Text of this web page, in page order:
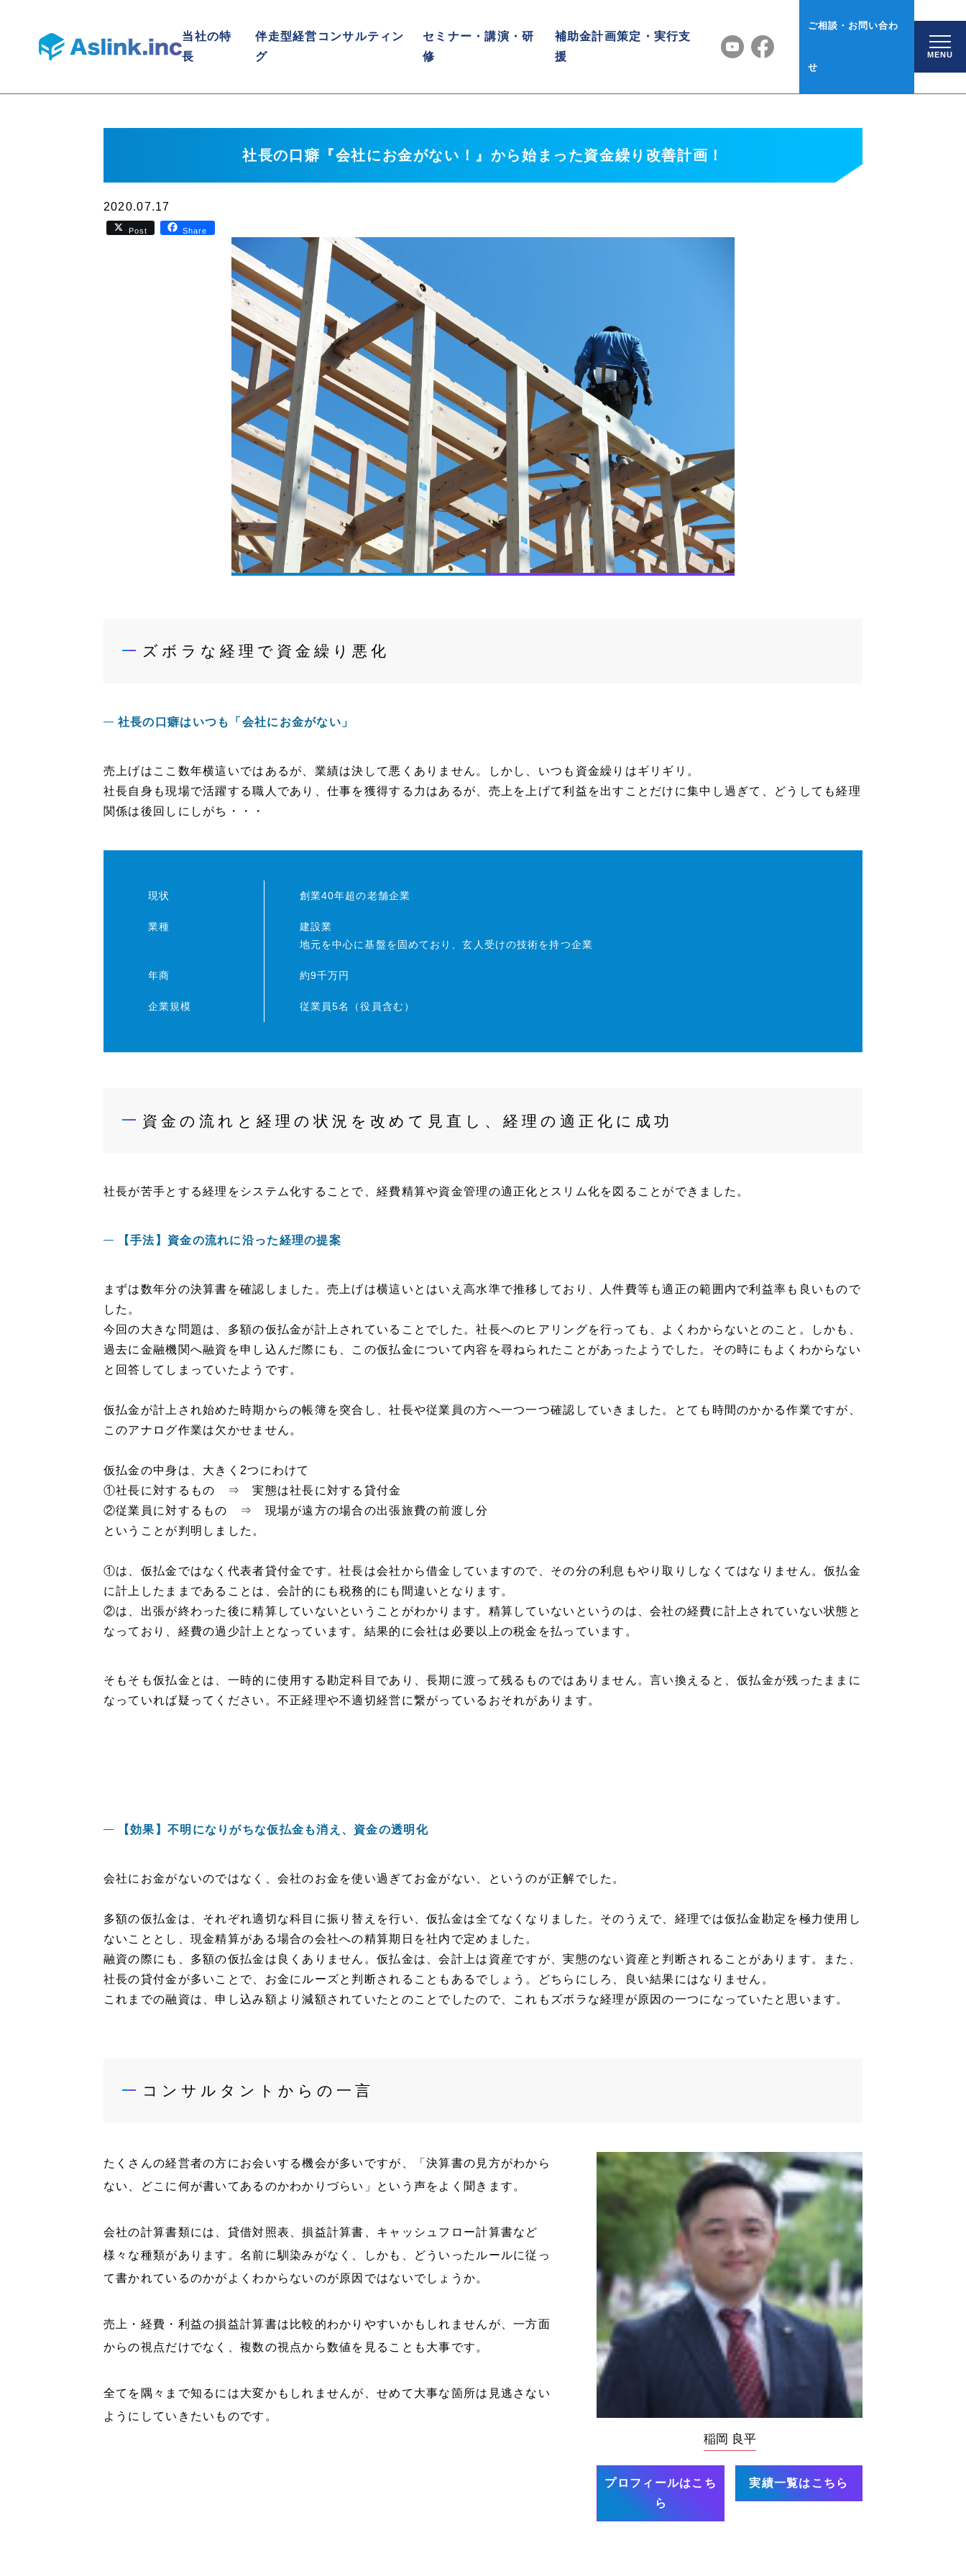
当社の特
長
伴走型経営コンサルティン
グ
セミナー・講演・研
修
補助金計画策定・実行支
援
ご相談・お問い合わ
せ
MENU
社長の口癖『会社にお金がない！』から始まった資金繰り改善計画！
2020.07.17
Post Share
ズボラな経理で資金繰り悪化
社長の口癖はいつも「会社にお金がない」
売上げはここ数年横這いではあるが、業績は決して悪くありません。しかし、いつも資金繰りはギリギリ。
社長自身も現場で活躍する職人であり、仕事を獲得する力はあるが、売上を上げて利益を出すことだけに集中し過ぎて、どうしても経理
関係は後回しにしがち・・・
現状 創業40年超の老舗企業
業種
建設業
地元を中心に基盤を固めており、玄人受けの技術を持つ企業
年商 約9千万円
企業規模 従業員5名（役員含む）
資金の流れと経理の状況を改めて見直し、経理の適正化に成功
社長が苦手とする経理をシステム化することで、経費精算や資金管理の適正化とスリム化を図ることができました。
【手法】資金の流れに沿った経理の提案
まずは数年分の決算書を確認しました。売上げは横這いとはいえ高水準で推移しており、人件費等も適正の範囲内で利益率も良いもので
した。
今回の大きな問題は、多額の仮払金が計上されていることでした。社長へのヒアリングを行っても、よくわからないとのこと。しかも、
過去に金融機関へ融資を申し込んだ際にも、この仮払金について内容を尋ねられたことがあったようでした。その時にもよくわからない
と回答してしまっていたようです。
仮払金が計上され始めた時期からの帳簿を突合し、社長や従業員の方へ一つ一つ確認していきました。とても時間のかかる作業ですが、
このアナログ作業は欠かせません。
仮払金の中身は、大きく2つにわけて
①社長に対するもの ⇒ 実態は社長に対する貸付金
②従業員に対するもの ⇒ 現場が遠方の場合の出張旅費の前渡し分
ということが判明しました。
①は、仮払金ではなく代表者貸付金です。社長は会社から借金していますので、その分の利息もやり取りしなくてはなりません。仮払金
に計上したままであることは、会計的にも税務的にも間違いとなります。
②は、出張が終わった後に精算していないということがわかります。精算していないというのは、会社の経費に計上されていない状態と
なっており、経費の過少計上となっています。結果的に会社は必要以上の税金を払っています。
そもそも仮払金とは、一時的に使用する勘定科目であり、長期に渡って残るものではありません。言い換えると、仮払金が残ったままに
なっていれば疑ってください。不正経理や不適切経営に繋がっているおそれがあります。
【効果】不明になりがちな仮払金も消え、資金の透明化
会社にお金がないのではなく、会社のお金を使い過ぎてお金がない、というのが正解でした。
多額の仮払金は、それぞれ適切な科目に振り替えを行い、仮払金は全てなくなりました。そのうえで、経理では仮払金勘定を極力使用し
ないこととし、現金精算がある場合の会社への精算期日を社内で定めました。
融資の際にも、多額の仮払金は良くありません。仮払金は、会計上は資産ですが、実態のない資産と判断されることがあります。また、
社長の貸付金が多いことで、お金にルーズと判断されることもあるでしょう。どちらにしろ、良い結果にはなりません。
これまでの融資は、申し込み額より減額されていたとのことでしたので、これもズボラな経理が原因の一つになっていたと思います。
コンサルタントからの一言
たくさんの経営者の方にお会いする機会が多いですが、「決算書の見方がわから
ない、どこに何が書いてあるのかわかりづらい」という声をよく聞きます。
会社の計算書類には、貸借対照表、損益計算書、キャッシュフロー計算書など
様々な種類があります。名前に馴染みがなく、しかも、どういったルールに従っ
て書かれているのかがよくわからないのが原因ではないでしょうか。
売上・経費・利益の損益計算書は比較的わかりやすいかもしれませんが、一方面
からの視点だけでなく、複数の視点から数値を見ることも大事です。
全てを隅々まで知るには大変かもしれませんが、せめて大事な箇所は見逃さない
ようにしていきたいものです。
稲岡 良平
プロフィールはこち
ら
実績一覧はこちら